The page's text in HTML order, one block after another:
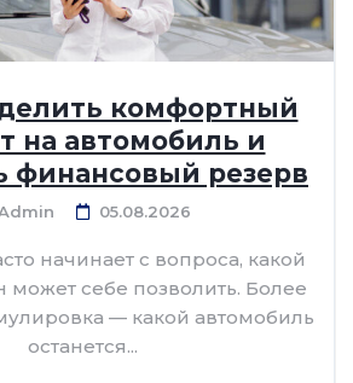
комфортный
на автомобиль и
финансовый резерв
05.08.2026
начинает с вопроса, какой
может себе позволить. Более
— какой автомобиль
останется...